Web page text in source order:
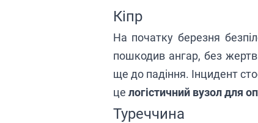
Кіпр
На початку березня
пошкодив ангар, без
ще до падіння. Інцидент
це логістичний вузол для
Туреччина